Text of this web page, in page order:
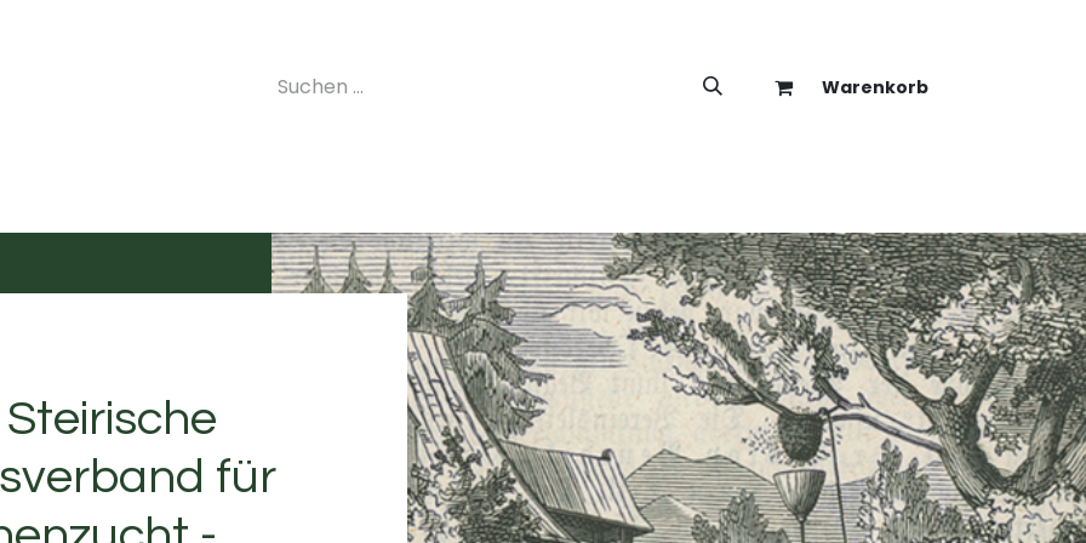
Warenkorb
für